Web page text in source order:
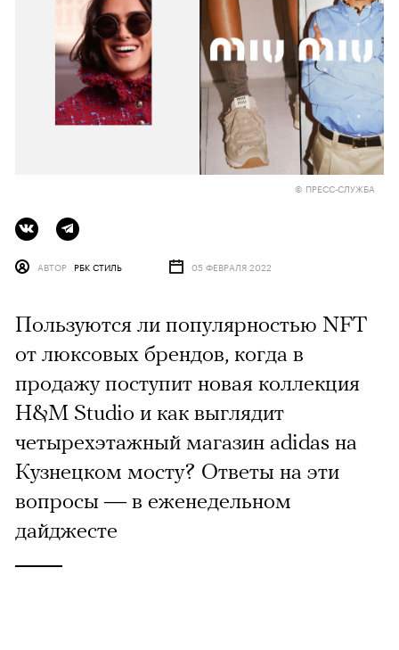
© ПРЕСС-СЛУЖБА
АВТОР РБК СТИЛЬ 05 ФЕВРАЛЯ 2022
Пользуются ли популярностью NFT
от люксовых брендов, когда в
продажу поступит новая коллекция
H&M Studio и как выглядит
четырехэтажный магазин adidas на
Кузнецком мосту? Ответы на эти
вопросы — в еженедельном
дайджесте